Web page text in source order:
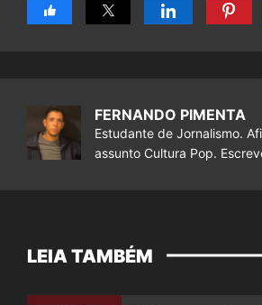
FERNANDO PIMENTA
Estudante de Jornalismo.
assunto Cultura Pop.
LEIA TAMBÉM